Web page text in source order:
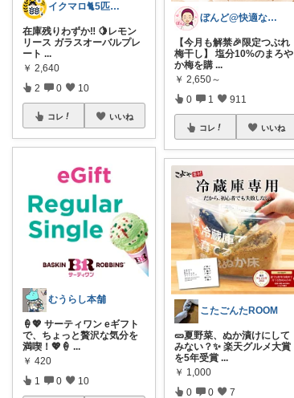
イクマロ🐈5匹の猫とおうちカフェ☕️
在庫残りわずか‼️ 🍋レモン
リース ガラスオーバルプレ
ート ...
￥ 2,640
2 0 10
コレ いいね
むうらし本舗
🍦💖 サーティワン eギフト
で、ちょっと贅沢な気分を
満喫！💖🍦 ...
￥ 420
1 0 10
ぼんど@快適な暮らし
【今月も解禁🎉限定つぶれ
梅干し】 塩分10%のまろや
か梅を購 ...
￥ 2,650～
0 1 911
コレ いいね
こたごんたROOM
🥒夏野菜、ぬか漬けにして
みない？✨ 楽天グルメ大賞
を5年受賞 ...
￥ 1,000
0 0 7